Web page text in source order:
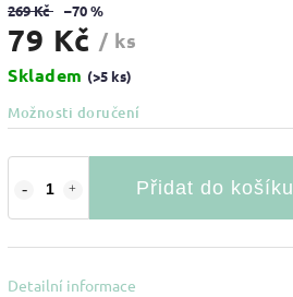
269 Kč –70 %
79 Kč / ks
Skladem (>5 ks)
Možnosti doručení
Přidat do košíku
Detailní informace